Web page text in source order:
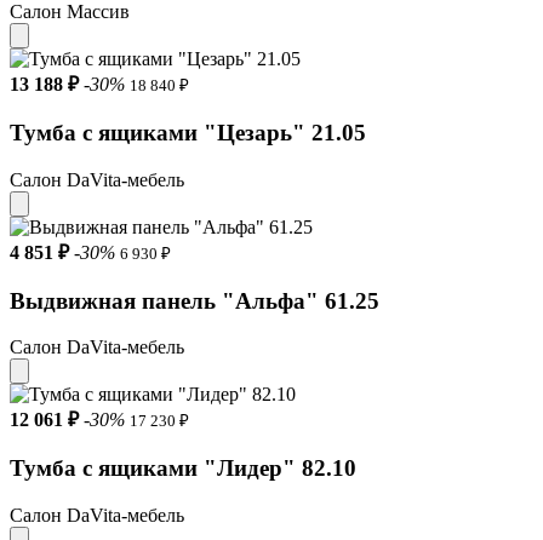
Салон Массив
13 188 ₽ -30% 18 840 ₽
Тумба с ящиками "Цезарь" 21.05
Салон DaVita-мебель
4 851 ₽ -30% 6 930 ₽
Выдвижная панель "Альфа" 61.25
Салон DaVita-мебель
12 061 ₽ -30% 17 230 ₽
Тумба с ящиками "Лидер" 82.10
Салон DaVita-мебель